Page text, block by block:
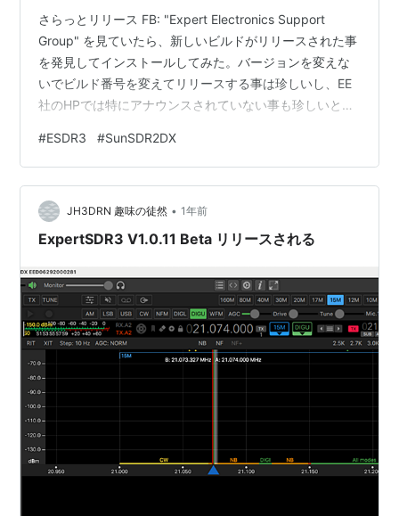
さらっとリリース FB: "Expert Electronics Support
Group" を見ていたら、新しいビルドがリリースされた事
を発見してインストールしてみた。バージョンを変えな
いでビルド番号を変えてリリースする事は珍しいし、EE
社のHPでは特にアナウンスされていない事も珍しいと思
30042025 変更点は DirectX12 グラフィックス
API（Windows）のサポート TCI: セルフチェックCWの
追加マクロコマンドを修正 変調方式変更時のフィルター
バンド切り替えエラー対応 送信スペクトラム表示
（ERS） プログラ…
#ESDR3 #SunSDR2DX
JH3DRN 趣味の徒然 • 1年前
ExpertSDR3 V1.0.11 Beta リリースされる